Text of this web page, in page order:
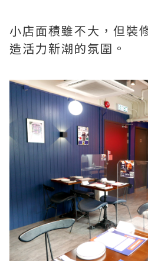
小店面積雖不大，但裝
造活力新潮的氛圍。